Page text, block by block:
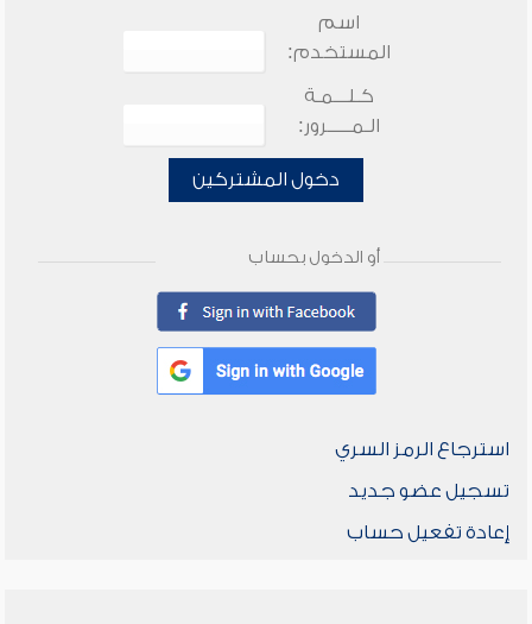
اسم
المستخدم:
كـلـــمـة
الـمـــــرور:
دخول المشتركين
أو الدخول بحساب
استرجاع الرمز السري
تسجيل عضو جديد
إعادة تفعيل حساب